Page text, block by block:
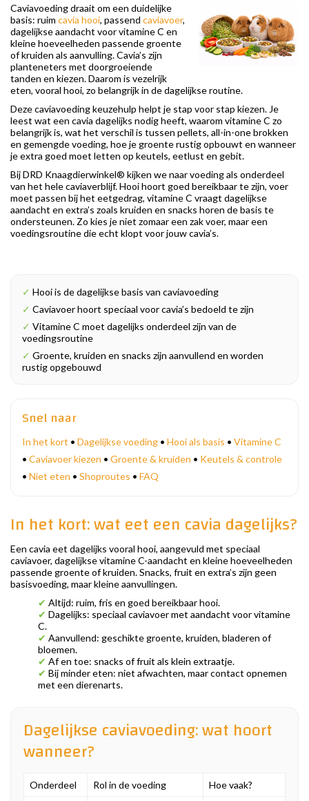
Caviavoeding draait om een duidelijke
basis: ruim cavia hooi, passend caviavoer,
dagelijkse aandacht voor vitamine C en
kleine hoeveelheden passende groente
of kruiden als aanvulling. Cavia’s zijn
planteneters met doorgroeiende
tanden en kiezen. Daarom is vezelrijk
eten, vooral hooi, zo belangrijk in de dagelijkse routine.
Deze caviavoeding keuzehulp helpt je stap voor stap kiezen. Je
leest wat een cavia dagelijks nodig heeft, waarom vitamine C zo
belangrijk is, wat het verschil is tussen pellets, all-in-one brokken
en gemengde voeding, hoe je groente rustig opbouwt en wanneer
je extra goed moet letten op keutels, eetlust en gebit.
Bij DRD Knaagdierwinkel® kijken we naar voeding als onderdeel
van het hele caviaverblijf. Hooi hoort goed bereikbaar te zijn, voer
moet passen bij het eetgedrag, vitamine C vraagt dagelijkse
aandacht en extra’s zoals kruiden en snacks horen de basis te
ondersteunen. Zo kies je niet zomaar een zak voer, maar een
voedingsroutine die echt klopt voor jouw cavia’s.
✓ Hooi is de dagelijkse basis van caviavoeding
✓ Caviavoer hoort speciaal voor cavia’s bedoeld te zijn
✓ Vitamine C moet dagelijks onderdeel zijn van de
voedingsroutine
✓ Groente, kruiden en snacks zijn aanvullend en worden
rustig opgebouwd
Snel naar
In het kort • Dagelijkse voeding • Hooi als basis • Vitamine C
• Caviavoer kiezen • Groente & kruiden • Keutels & controle
• Niet eten • Shoproutes • FAQ
In het kort: wat eet een cavia dagelijks?
Een cavia eet dagelijks vooral hooi, aangevuld met speciaal
caviavoer, dagelijkse vitamine C-aandacht en kleine hoeveelheden
passende groente of kruiden. Snacks, fruit en extra’s zijn geen
basisvoeding, maar kleine aanvullingen.
✔ Altijd: ruim, fris en goed bereikbaar hooi.
✔ Dagelijks: speciaal caviavoer met aandacht voor vitamine
C.
✔ Aanvullend: geschikte groente, kruiden, bladeren of
bloemen.
✔ Af en toe: snacks of fruit als klein extraatje.
✔ Bij minder eten: niet afwachten, maar contact opnemen
met een dierenarts.
Dagelijkse caviavoeding: wat hoort
wanneer?
Onderdeel Rol in de voeding
Hoe vaak?